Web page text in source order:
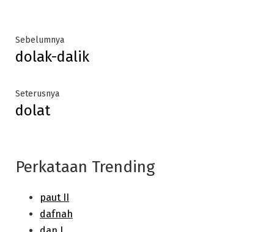
Post
navigation
SebelumnyaPrevious
post:
dolak-dalik
SeterusnyaNext
dolat
Perkataan Trending